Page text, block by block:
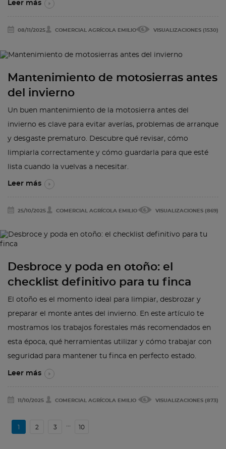
Leer más
08/11/2025 COMERCIAL AGRÍCOLA EMILIO VISUALIZACIONES (1530)
Mantenimiento de motosierras antes
del invierno
Un buen mantenimiento de la motosierra antes del
invierno es clave para evitar averías, problemas de arranque
y desgaste prematuro. Descubre qué revisar, cómo
limpiarla correctamente y cómo guardarla para que esté
lista cuando la vuelvas a necesitar.
Leer más
25/10/2025 COMERCIAL AGRÍCOLA EMILIO VISUALIZACIONES (869)
Desbroce y poda en otoño: el
checklist definitivo para tu finca
El otoño es el momento ideal para limpiar, desbrozar y
preparar el monte antes del invierno. En este artículo te
mostramos los trabajos forestales más recomendados en
esta época, qué herramientas utilizar y cómo trabajar con
seguridad para mantener tu finca en perfecto estado.
Leer más
11/10/2025 COMERCIAL AGRÍCOLA EMILIO VISUALIZACIONES (873)
1 2 3 … 10